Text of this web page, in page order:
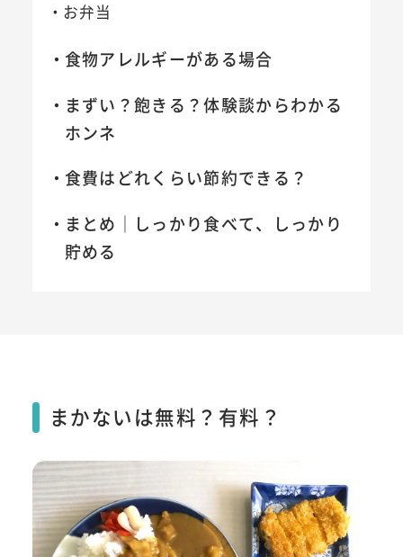
お弁当
食物アレルギーがある場合
まずい？飽きる？体験談からわかる
ホンネ
食費はどれくらい節約できる？
まとめ｜しっかり食べて、しっかり
貯める
まかないは無料？有料？